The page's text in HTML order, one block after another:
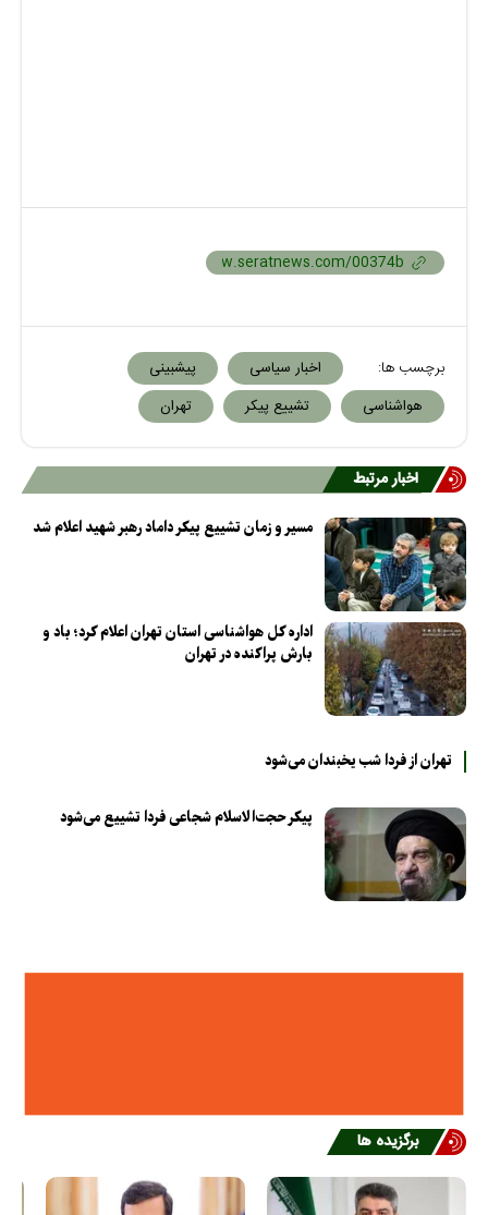
برچسب ها: اخبار سیاسی
پیشبینی
هواشناسی
تشییع پیکر تهران
اخبار مرتبط
مسیر و زمان تشییع پیکر داماد رهبر شهید اعلام شد
اداره کل هواشناسی استان تهران اعلام کرد؛ باد و
بارش پراکنده در تهران
تهران از فردا شب یخبندان می‌شود
پیکر حجت‌الاسلام شجاعی فردا تشییع می‌شود
برگزیده ها